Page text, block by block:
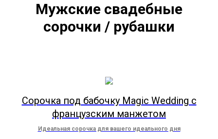
Мужские свадебные
сорочки / рубашки
Сорочка под бабочку Magic Wedding с
французским манжетом
Идеальная сорочка для вашего идеального дня